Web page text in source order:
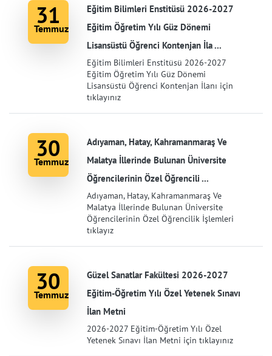
31
Temmuz
Eğitim Bilimleri Enstitüsü 2026-2027
Eğitim Öğretim Yılı Güz Dönemi
Lisansüstü Öğrenci Kontenjan İla ...
Eğitim Bilimleri Enstitüsü 2026-2027
Eğitim Öğretim Yılı Güz Dönemi
Lisansüstü Öğrenci Kontenjan İlanı için
tıklayınız
30
Temmuz
Adıyaman, Hatay, Kahramanmaraş Ve
Malatya İllerinde Bulunan Üniversite
Öğrencilerinin Özel Öğrencili ...
Adıyaman, Hatay, Kahramanmaraş Ve
Malatya İllerinde Bulunan Üniversite
Öğrencilerinin Özel Öğrencilik İşlemleri
tıklayız
30
Temmuz
Güzel Sanatlar Fakültesi 2026-2027
Eğitim-Öğretim Yılı Özel Yetenek Sınavı
İlan Metni
2026-2027 Eğitim-Öğretim Yılı Özel
Yetenek Sınavı İlan Metni için tıklayınız